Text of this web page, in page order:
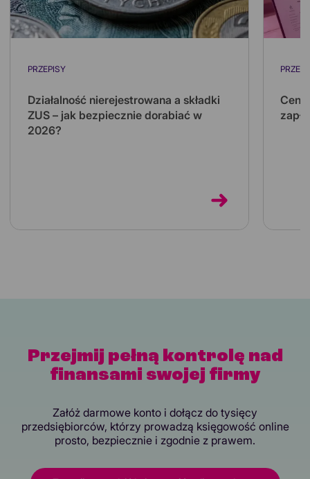
PRZEPISY
Działalność nierejestrowana a składki
ZUS – jak bezpiecznie dorabiać w
2026?
Przejmij pełną kontrolę nad
finansami swojej firmy
Załóż darmowe konto i dołącz do tysięcy
przedsiębiorców, którzy prowadzą księgowość online
prosto, bezpiecznie i zgodnie z prawem.